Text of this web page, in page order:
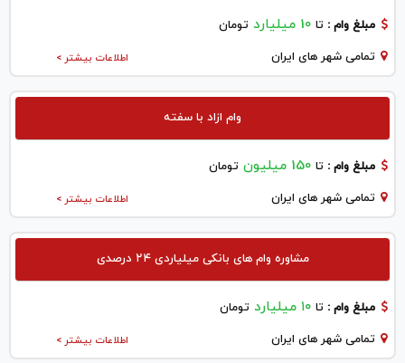
مبلغ وام : تا 10 میلیارد تومان
اطلاعات بیشتر > تمامی شهر های ایران
وام ازاد با سفته
مبلغ وام : تا 150 میلیون تومان
اطلاعات بیشتر > تمامی شهر های ایران
مشاوره وام های بانکی میلیاردی ۲۴ درصدی
مبلغ وام : تا ۱۰ میلیارد تومان
اطلاعات بیشتر > تمامی شهر های ایران